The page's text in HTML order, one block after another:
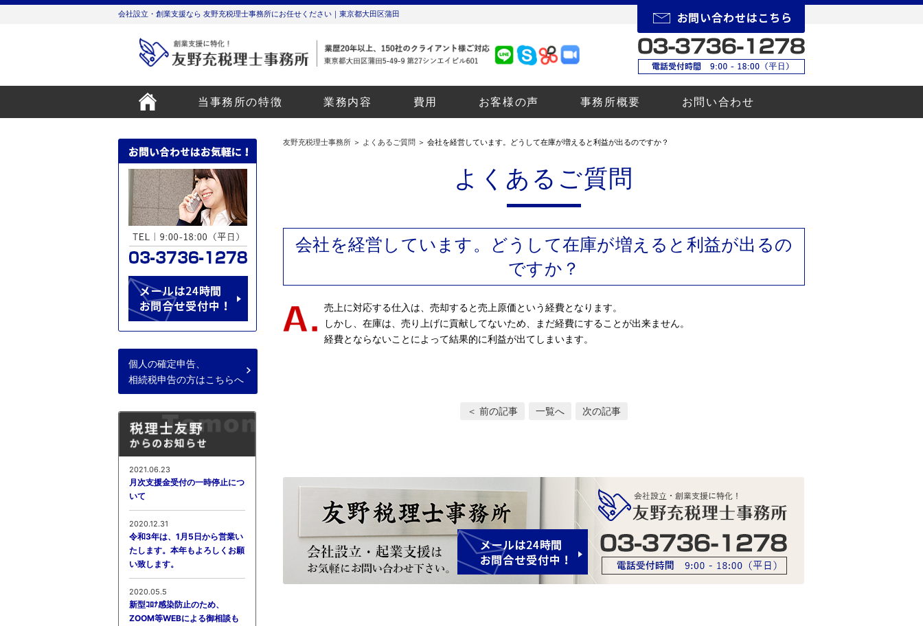
会社設立・創業支援なら 友野充税理士事務所にお任せください｜東京都大田区蒲田
当事務所の特徴 業務内容 費用 お客様の声 事務所概要 お問い合わせ
友野充税理士事務所 ＞ よくあるご質問 ＞ 会社を経営しています。どうして在庫が増えると利益が出るのですか？
よくあるご質問
会社を経営しています。どうして在庫が増えると利益が出るの
ですか？
売上に対応する仕入は、売却すると売上原価という経費となります。
しかし、在庫は、売り上げに貢献してないため、まだ経費にすることが出来ません。
経費とならないことによって結果的に利益が出てしまいます。
＜ 前の記事 一覧へ 次の記事
個人の確定申告、
相続税申告の方はこちらへ
2021.06.23
月次支援金受付の一時停止につ
いて
2020.12.31
令和3年は、1月5日から営業い
たします。本年もよろしくお願
い致します。
2020.05.5
新型ｺﾛﾅ感染防止のため、
ZOOM等WEBによる御相談も